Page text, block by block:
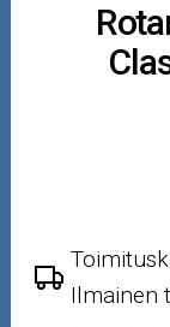
Öljyt ja
Työkalut
Outlet-
Ilmainen